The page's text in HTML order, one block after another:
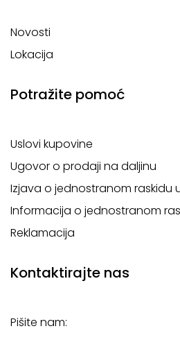
Novosti
Lokacija
Potražite pomoć
Uslovi kupovine
Ugovor o prodaji na daljinu
Izjava o jednostranom raskidu
Informacija o jednostranom
Reklamacija
Kontaktirajte nas
Pišite nam: